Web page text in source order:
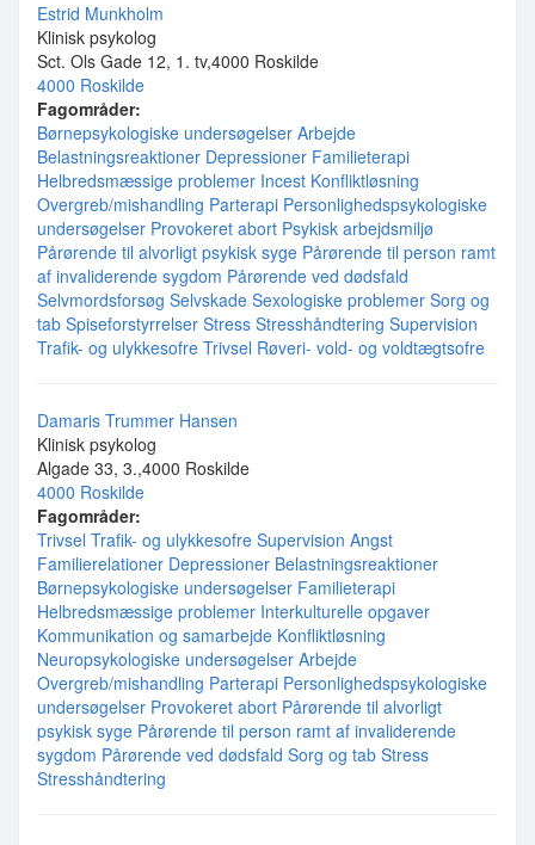
Estrid Munkholm
Klinisk psykolog
Sct. Ols Gade 12, 1. tv,4000 Roskilde
4000 Roskilde
Fagområder:
Børnepsykologiske undersøgelser Arbejde
Belastningsreaktioner Depressioner Familieterapi
Helbredsmæssige problemer Incest Konfliktløsning
Overgreb/mishandling Parterapi Personlighedspsykologiske
undersøgelser Provokeret abort Psykisk arbejdsmiljø
Pårørende til alvorligt psykisk syge Pårørende til person ramt
af invaliderende sygdom Pårørende ved dødsfald
Selvmordsforsøg Selvskade Sexologiske problemer Sorg og
tab Spiseforstyrrelser Stress Stresshåndtering Supervision
Trafik- og ulykkesofre Trivsel Røveri- vold- og voldtægtsofre
Damaris Trummer Hansen
Klinisk psykolog
Algade 33, 3.,4000 Roskilde
4000 Roskilde
Fagområder:
Trivsel Trafik- og ulykkesofre Supervision Angst
Familierelationer Depressioner Belastningsreaktioner
Børnepsykologiske undersøgelser Familieterapi
Helbredsmæssige problemer Interkulturelle opgaver
Kommunikation og samarbejde Konfliktløsning
Neuropsykologiske undersøgelser Arbejde
Overgreb/mishandling Parterapi Personlighedspsykologiske
undersøgelser Provokeret abort Pårørende til alvorligt
psykisk syge Pårørende til person ramt af invaliderende
sygdom Pårørende ved dødsfald Sorg og tab Stress
Stresshåndtering